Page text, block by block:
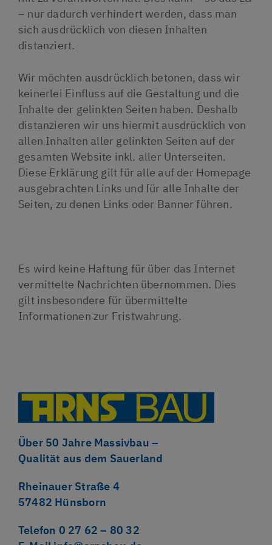
– nur dadurch verhindert werden, dass man
sich ausdrücklich von diesen Inhalten
distanziert.
Wir möchten ausdrücklich betonen, dass wir
keinerlei Einfluss auf die Gestaltung und die
Inhalte der gelinkten Seiten haben. Deshalb
distanzieren wir uns hiermit ausdrücklich von
allen Inhalten aller gelinkten Seiten auf der
gesamten Website inkl. aller Unterseiten.
Diese Erklärung gilt für alle auf der Homepage
ausgebrachten Links und für alle Inhalte der
Seiten, zu denen Links oder Banner führen.
Es wird keine Haftung für über das Internet
vermittelte Nachrichten übernommen. Dies
gilt insbesondere für übermittelte
Informationen zur Fristwahrung.
Über 50 Jahre Massivbau –
Qualität aus dem Sauerland
Rheinauer Straße 4
57482 Hünsborn
Telefon 0 27 62 – 80 32